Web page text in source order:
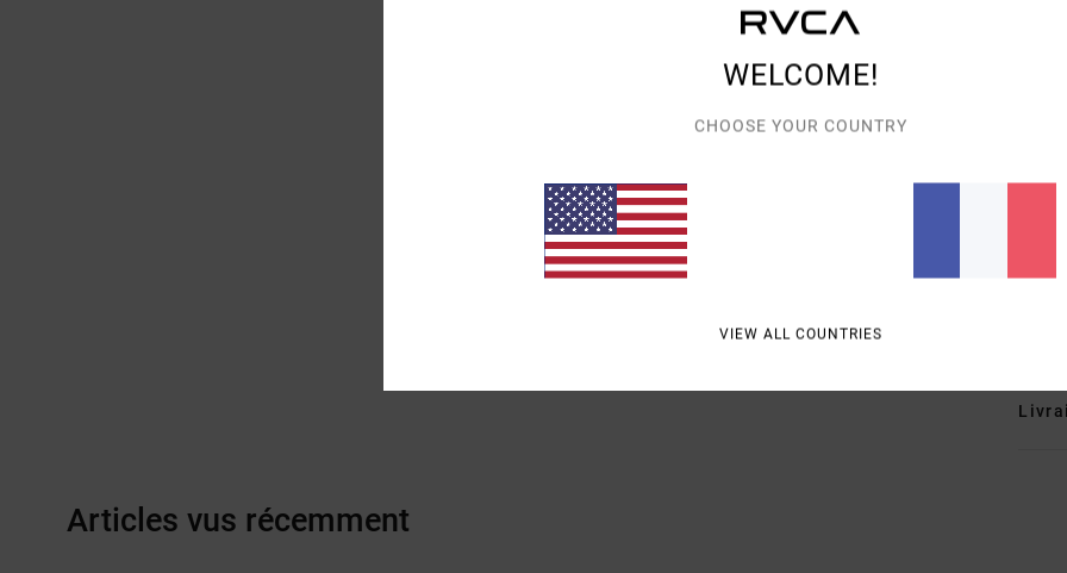
Articles vus récemment
WELCOME!
CHOOSE YOUR COUNTRY
VIEW ALL COUNTRIES